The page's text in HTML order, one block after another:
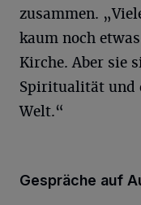
zusammen.
kaum noch
Kirche. Aber sie
Spiritualität und
Welt.“
Gespräche auf